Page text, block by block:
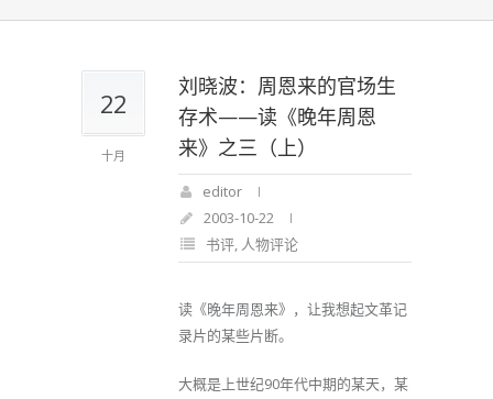
22
十月
刘晓波：周恩来的官场生
存术——读《晚年周恩
来》之三（上）
editor
2003-10-22
书评, 人物评论
读《晚年周恩来》，让我想起文革记
录片的某些片断。
大概是上世纪90年代中期的某天，某